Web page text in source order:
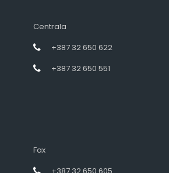
Centrala
+387 32 650 622
+387 32 650 551
Fax